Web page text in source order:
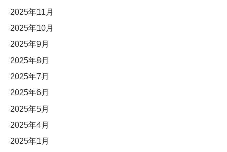
2025年11月
2025年10月
2025年9月
2025年8月
2025年7月
2025年6月
2025年5月
2025年4月
2025年1月